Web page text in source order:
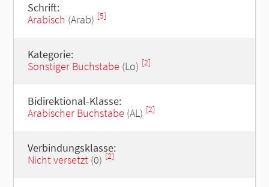
Schrift:
Arabisch (Arab) [5]
Kategorie:
Sonstiger Buchstabe (Lo) [2]
Bidirektional-Klasse:
Arabischer Buchstabe (AL) [2]
Verbindungsklasse:
Nicht versetzt(0) [2]